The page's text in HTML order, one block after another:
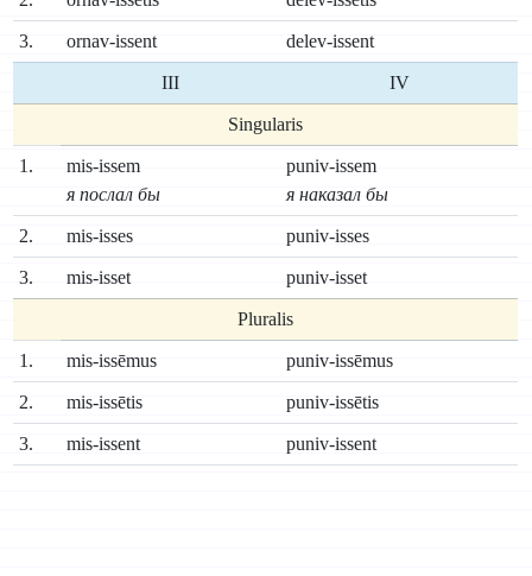
3. ornav-issent delev-issent
III IV
Singularis
1.
mis-issem
я послал бы
puniv-issem
я наказал бы
2. mis-isses puniv-isses
3. mis-isset puniv-isset
Pluralis
1. mis-issēmus puniv-issēmus
2. mis-issētis puniv-issētis
3. mis-issent puniv-issent